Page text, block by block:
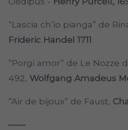
“Lascia ch’io pianga” de
Frideric Handel 1711
“Porgi amor” de Le Nozze
492, Wolfgang Amadeus
“Air de bijoux” de Faust,
——